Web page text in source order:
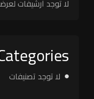
لا توجد أرشيفات
لا توجد تصنيفات